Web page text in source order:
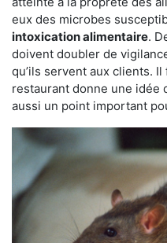
eux des microbes
intoxication alimentaire.
doivent doubler de
qu’ils servent aux clients. Il
restaurant donne une idée
aussi un point important